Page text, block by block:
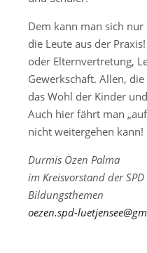
Dem kann man sich
die Leute aus der
oder Elternvertretung,
Gewerkschaft. Allen,
das Wohl der Kinder
Auch hier fährt man
nicht weitergehen kann!
Durmis Özen Palma
im Kreisvorstand der
Bildungsthemen
oezen.spd-